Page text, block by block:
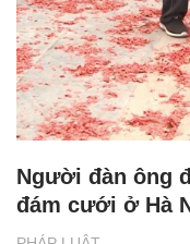
Người đàn ông
đám cưới ở Hà